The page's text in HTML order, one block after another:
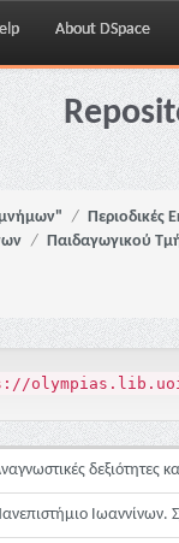
About DSpace
Περιοδικές
Παιδαγωγικού
δεξιότητες